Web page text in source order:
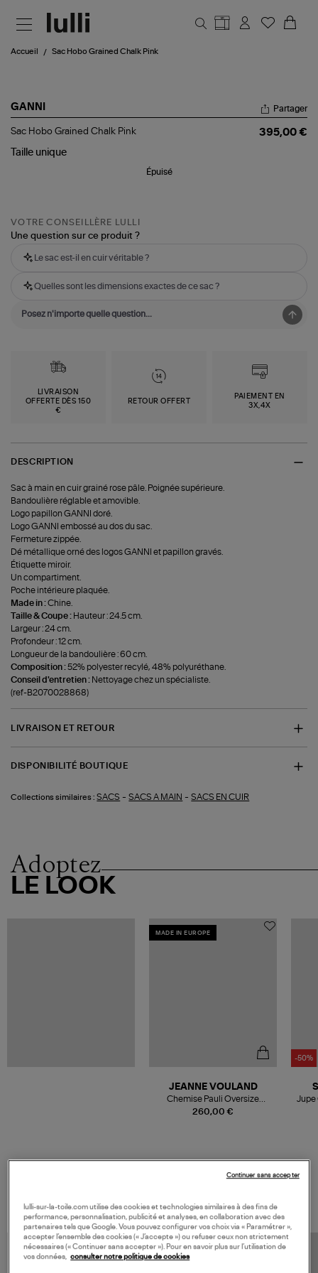
Accueil Sac Hobo Grained Chalk Pink
GANNI
Sac
Grained
Partager
Sac Hobo Grained Chalk Pink
395,00 €
Taille unique
Épuisé
VOTRE CONSEILLÈRE LULLI
Une question sur ce produit ?
Le sac est-il en cuir véritable ?
Quelles sont les dimensions exactes de ce sac ?
LIVRAISON
OFFERTE DÈS 150
€
RETOUR OFFERT
PAIEMENT EN
3X,4X
DESCRIPTION
Sac à main en cuir grainé rose pâle. Poignée supérieure.
Bandoulière réglable et amovible.
Logo papillon GANNI doré.
Logo GANNI embossé au dos du sac.
Fermeture zippée.
Dé métallique orné des logos GANNI et papillon gravés.
Étiquette miroir.
Un compartiment.
Poche intérieure plaquée.
Made in :Chine.
Taille & Coupe : Hauteur : 24.5 cm.
Largeur : 24 cm.
Profondeur : 12 cm.
Longueur de la bandoulière : 60 cm.
Composition :52% polyester recylé, 48% polyuréthane.
Conseil d'entretien : Nettoyage chez un spécialiste.
(ref-B2070028868)
LIVRAISON ET RETOUR
DISPONIBILITÉ BOUTIQUE
Collections similaires : SACS -SACS A MAIN -SACS EN CUIR
Adoptez
LE LOOK
MADE IN EUROPE
260,00 €
JEANNE VOULAND
Chemise Pauli Oversize
Popeline Blanc
-50%
Jupe
lulli-sur-la-toile.com utilise des cookies et technologies similaires à des fins de
performance, personnalisation, publicité et analyses, en collaboration avec des
partenaires tels que Google. Vous pouvez configurer vos choix via « Paramétrer »,
accepter l’ensemble des cookies (« J’accepte ») ou refuser ceux non strictement
nécessaires (« Continuer sans accepter »). Pour en savoir plus sur l’utilisation de
vos données,
consulter notre politique de cookies
Continuer sans accepter